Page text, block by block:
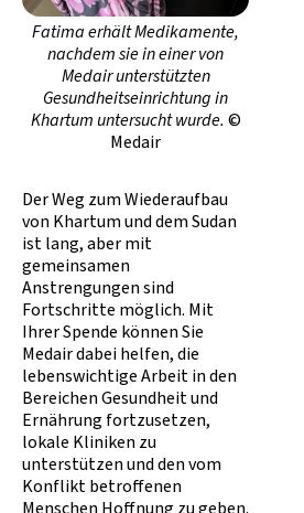
Fatima erhält Medikamente,
nachdem sie in einer von
Medair unterstützten
Gesundheitseinrichtung in
Khartum untersucht wurde. ©
Medair
Der Weg zum Wiederaufbau
von Khartum und dem Sudan
ist lang, aber mit
gemeinsamen
Anstrengungen sind
Fortschritte möglich. Mit
Ihrer Spende können Sie
Medair dabei helfen, die
lebenswichtige Arbeit in den
Bereichen Gesundheit und
Ernährung fortzusetzen,
lokale Kliniken zu
unterstützen und den vom
Konflikt betroffenen